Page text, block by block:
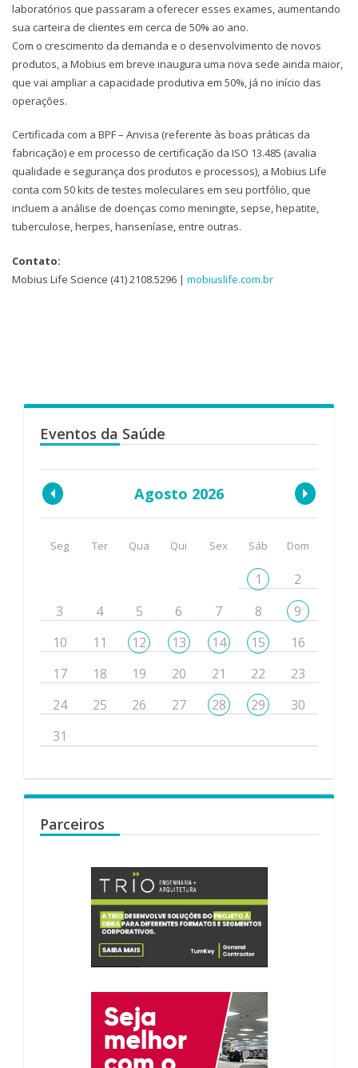
laboratórios que passaram a oferecer esses exames, aumentando
sua carteira de clientes em cerca de 50% ao ano.
Com o crescimento da demanda e o desenvolvimento de novos
produtos, a Mobius em breve inaugura uma nova sede ainda maior,
que vai ampliar a capacidade produtiva em 50%, já no início das
operações.
Certificada com a BPF – Anvisa (referente às boas práticas da
fabricação) e em processo de certificação da ISO 13.485 (avalia
qualidade e segurança dos produtos e processos), a Mobius Life
conta com 50 kits de testes moleculares em seu portfólio, que
incluem a análise de doenças como meningite, sepse, hepatite,
tuberculose, herpes, hanseníase, entre outras.
Contato:
Mobius Life Science (41) 2108.5296 | mobiuslife.com.br
Eventos da Saúde
Agosto 2026
Seg Ter Qua Qui Sex Sáb Dom
1
2
3
4 5 6 7 8
9
10
11 12 13 14 15
16
17
18 19 20 21 22
23
24
25 26 27 28 29
30
31
Parceiros